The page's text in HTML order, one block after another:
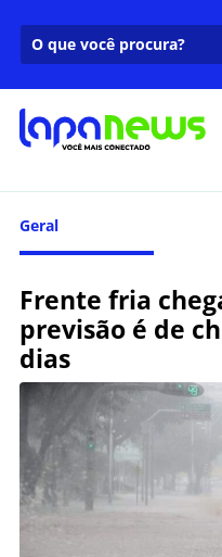
Geral
Frente fria
previsão é de
dias